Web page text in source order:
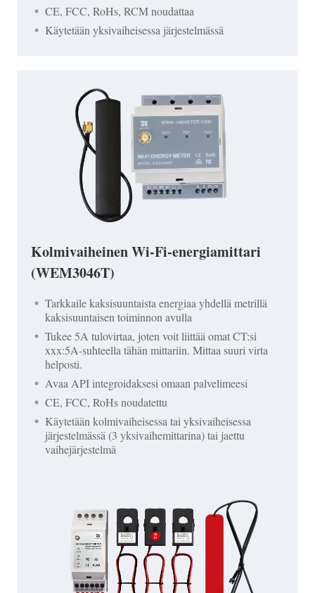
CE, FCC, RoHs, RCM noudattaa
Käytetään yksivaiheisessa järjestelmässä
Kolmivaiheinen Wi-Fi-energiamittari
(WEM3046T)
Tarkkaile kaksisuuntaista energiaa yhdellä metrillä
kaksisuuntaisen toiminnon avulla
Tukee 5A tulovirtaa, joten voit liittää omat CT:si
xxx:5A-suhteella tähän mittariin. Mittaa suuri virta
helposti.
Avaa API integroidaksesi omaan palvelimeesi
CE, FCC, RoHs noudatettu
Käytetään kolmivaiheisessa tai yksivaiheisessa
järjestelmässä (3 yksivaihemittarina) tai jaettu
vaihejärjestelmä